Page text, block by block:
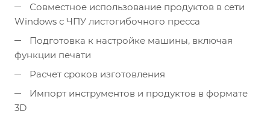
Совместное использование продуктов в сети
Windows с ЧПУ листогибочного пресса
Подготовка к настройке машины, включая
функции печати
Расчет сроков изготовления
Импорт инструментов и продуктов в формате
3D